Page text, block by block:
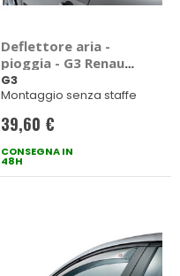
Deflettore aria -
pioggia - G3 Renault
Grand Scenic
G3
Montaggio senza staffe
39,60 €
CONSEGNA IN
48H